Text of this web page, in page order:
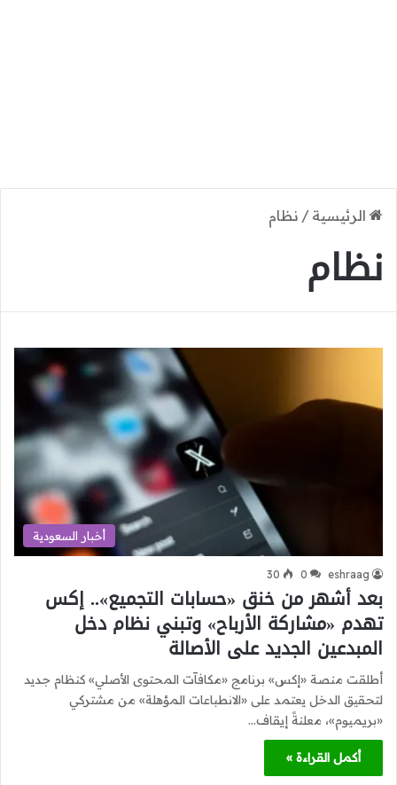
الرئيسية / نظام
نظام
أخبار السعودية
eshraag
0
30
بعد أشهر من خنق «حسابات التجميع».. إكس
تهدم «مشاركة الأرباح» وتبني نظام دخل
المبدعين الجديد على الأصالة
أطلقت منصة «إكس» برنامج «مكافآت المحتوى الأصلي» كنظام جديد
لتحقيق الدخل يعتمد على «الانطباعات المؤهلة» من مشتركي
«بريميوم»، معلنةً إيقاف…
أكمل القراءة »